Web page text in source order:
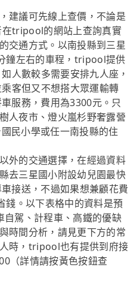
建議可先線上查價，不論是
tripool的網站上查詢真實
交通方式。以南投縣到三星
鐘左右的車程，tripool提供
人數較多需要安排九人座，
客但又不想搭大眾運輸轉
服務，費用為3300元。只
人夜市、燈火嵐杉野奢露營
民小學或任一南投縣的住
外的交通選擇，在經過資料
去三星國小附設幼兒園最快
接送，不過如果想兼顧花費
錢。以下表格中的資料是預
駕、計程車、高鐵的優缺
時間分析，請見更下方的常
時，tripool也有提供到府接
（詳情請按黃色按鈕查